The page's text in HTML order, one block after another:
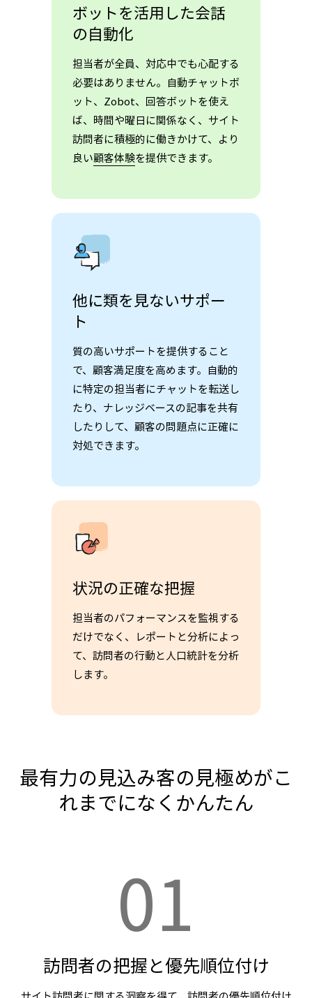
ボットを活用した会話
の自動化
担当者が全員、対応中でも心配する
必要はありません。自動チャットボ
ット、Zobot、回答ボットを使え
ば、時間や曜日に関係なく、サイト
訪問者に積極的に働きかけて、より
良い顧客体験を提供できます。
他に類を見ないサポー
ト
質の高いサポートを提供すること
で、顧客満足度を高めます。自動的
に特定の担当者にチャットを転送し
たり、ナレッジベースの記事を共有
したりして、顧客の問題点に正確に
対処できます。
状況の正確な把握
担当者のパフォーマンスを監視する
だけでなく、レポートと分析によっ
て、訪問者の行動と人口統計を分析
します。
最有力の見込み客の見極めがこ
れまでになくかんたん
01
訪問者の把握と優先順位付け